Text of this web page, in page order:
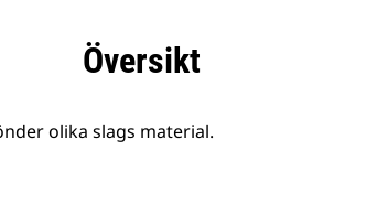
Översikt
olika slags material.